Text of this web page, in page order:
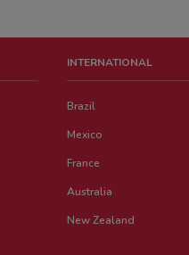
INTERNATIONAL
Brazil
Mexico
France
Australia
New Zealand